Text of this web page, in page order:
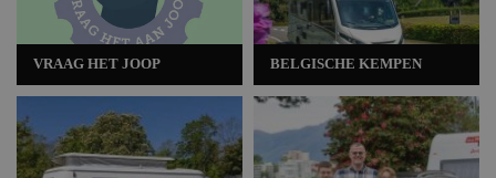
VRAAG HET JOOP BELGISCHE KEMPEN